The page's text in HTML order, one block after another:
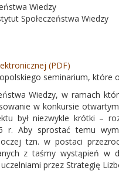
Wiedzy
Społeczeństwa Wiedzy
(PDF)
seminarium, które
Wiedzy, w ramach
w konkursie
był niezwykle krótki –
r. Aby sprostać temu
tzn. w postaci
z taśmy wystąpień w
przez Strategię